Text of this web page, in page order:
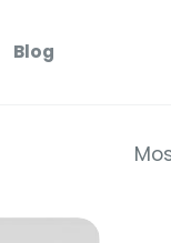
Blog